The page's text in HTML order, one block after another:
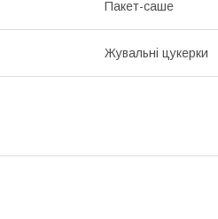
Пакет-саше
Жувальні цукерки